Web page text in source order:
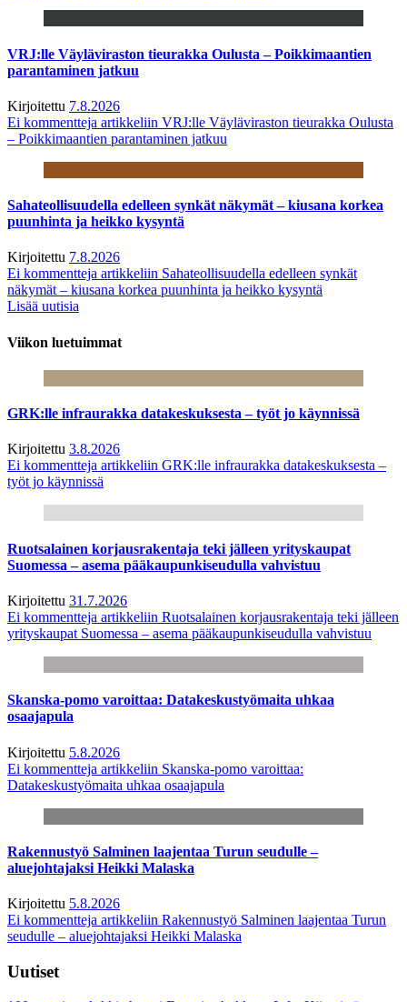
VRJ:lle Väyläviraston tieurakka Oulusta – Poikkimaantien
parantaminen jatkuu
Kirjoitettu 7.8.2026
Ei kommentteja artikkeliin VRJ:lle Väyläviraston tieurakka Oulusta
– Poikkimaantien parantaminen jatkuu
Sahateollisuudella edelleen synkät näkymät – kiusana korkea
puunhinta ja heikko kysyntä
Kirjoitettu 7.8.2026
Ei kommentteja artikkeliin Sahateollisuudella edelleen synkät
näkymät – kiusana korkea puunhinta ja heikko kysyntä
Lisää uutisia
Viikon luetuimmat
GRK:lle infraurakka datakeskuksesta – työt jo käynnissä
Kirjoitettu 3.8.2026
Ei kommentteja artikkeliin GRK:lle infraurakka datakeskuksesta –
työt jo käynnissä
Ruotsalainen korjausrakentaja teki jälleen yrityskaupat
Suomessa – asema pääkaupunkiseudulla vahvistuu
Kirjoitettu 31.7.2026
Ei kommentteja artikkeliin Ruotsalainen korjausrakentaja teki jälleen
yrityskaupat Suomessa – asema pääkaupunkiseudulla vahvistuu
Skanska-pomo varoittaa: Datakeskustyömaita uhkaa
osaajapula
Kirjoitettu 5.8.2026
Ei kommentteja artikkeliin Skanska-pomo varoittaa:
Datakeskustyömaita uhkaa osaajapula
Rakennustyö Salminen laajentaa Turun seudulle –
aluejohtajaksi Heikki Malaska
Kirjoitettu 5.8.2026
Ei kommentteja artikkeliin Rakennustyö Salminen laajentaa Turun
seudulle – aluejohtajaksi Heikki Malaska
Uutiset